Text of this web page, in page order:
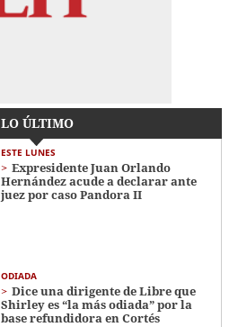
LO ÚLTIMO
ESTE LUNES
Expresidente Juan Orlando
Hernández acude a declarar ante
juez por caso Pandora II
ODIADA
Dice una dirigente de Libre que
Shirley es “la más odiada” por la
base refundidora en Cortés